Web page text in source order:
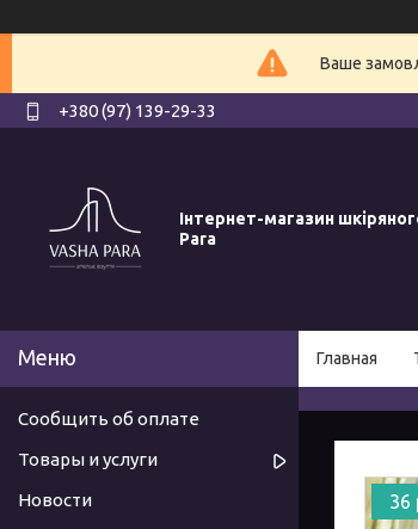
Ваше
+380 (97) 139-29-33
Інтернет-магазин
Para
Главная
36
Сообщить об оплате
Товары и услуги
Новости